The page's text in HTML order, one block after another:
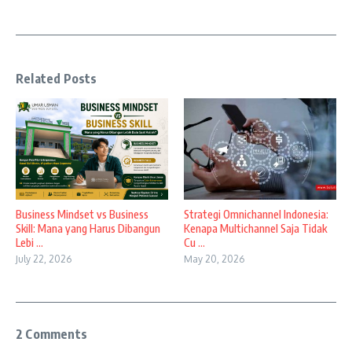
Related Posts
Business Mindset vs Business
Skill: Mana yang Harus Dibangun
Lebi ...
July 22, 2026
Strategi Omnichannel Indonesia:
Kenapa Multichannel Saja Tidak
Cu ...
May 20, 2026
2 Comments